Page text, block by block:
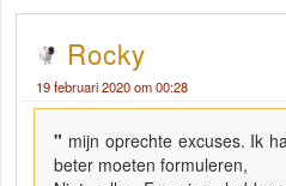
Rocky
19 februari 2020 om 00:28
" mijn oprechte excuses. Ik
beter moeten formuleren,